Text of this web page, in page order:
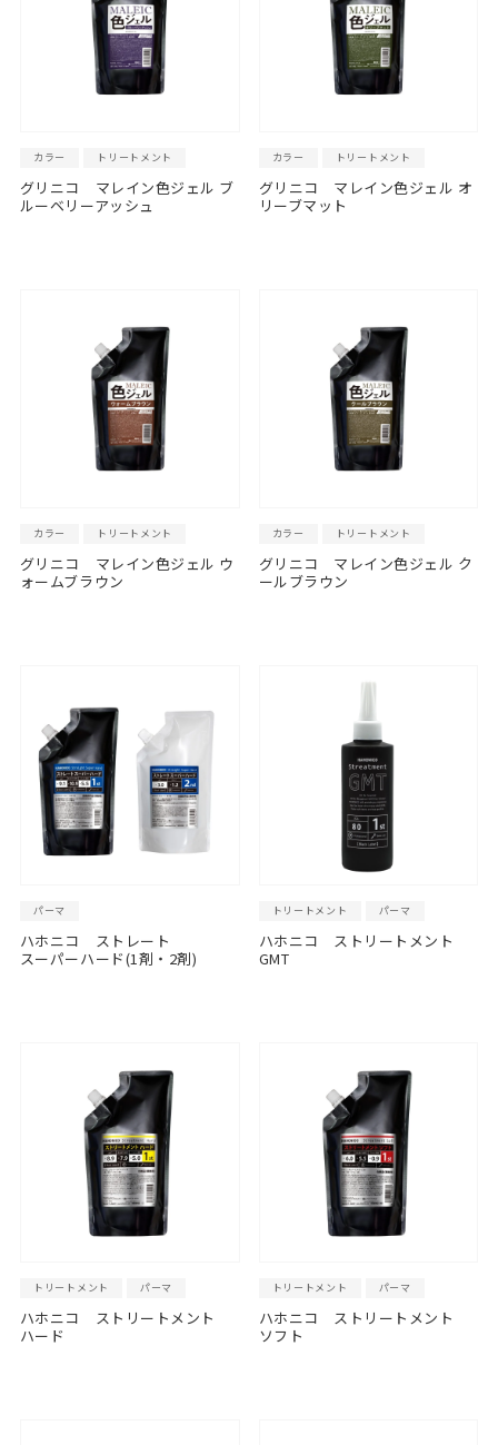
カラー トリートメント
グリニコ マレイン色ジェル ブ
ルーベリーアッシュ
カラー トリートメント
グリニコ マレイン色ジェル オ
リーブマット
カラー トリートメント
グリニコ マレイン色ジェル ウ
ォームブラウン
カラー トリートメント
グリニコ マレイン色ジェル ク
ールブラウン
パーマ
ハホニコ ストレート
スーパーハード(1剤・2剤)
トリートメント パーマ
ハホニコ ストリートメント
GMT
トリートメント パーマ
ハホニコ ストリートメント
ハード
トリートメント パーマ
ハホニコ ストリートメント
ソフト